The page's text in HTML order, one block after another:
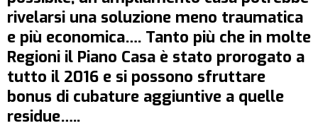
rivelarsi una soluzione meno traumatica
e più economica…. Tanto più che in molte
Regioni il Piano Casa è stato prorogato a
tutto il 2016 e si possono sfruttare
bonus di cubature aggiuntive a quelle
residue…..